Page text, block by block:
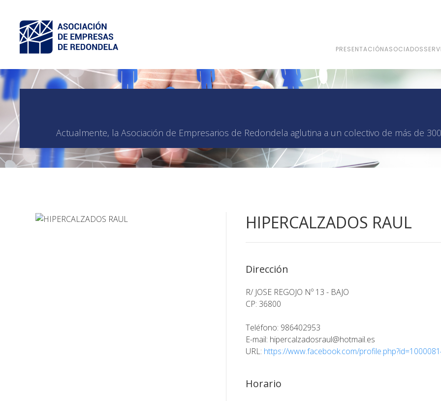
PRESENTACIÓNASOCIADOS
Actualmente, la Asociación de Empresarios de Redondela aglutina a un colectivo de más de
HIPERCALZADOS RAUL
Dirección
R/ JOSE REGOJO Nº 13 - BAJO
CP: 36800
Teléfono: 986402953
E-mail: hipercalzadosraul@hotmail.es
URL: https://www.facebook.com/
Horario